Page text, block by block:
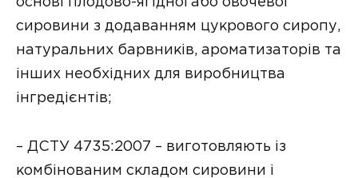
основі плодово-ягідної або овочевої
сировини з додаванням цукрового сиропу,
натуральних барвників, ароматизаторів та
інших необхідних для виробництва
інгредієнтів;
– ДСТУ 4735:2007 – виготовляють із
комбінованим складом сировини і